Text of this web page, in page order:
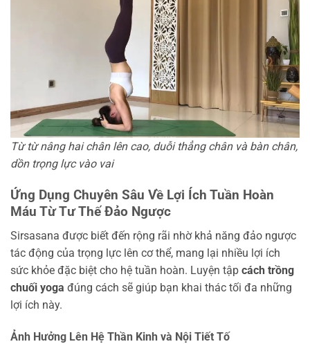
Từ từ nâng hai chân lên cao, duỗi thẳng chân và bàn chân,
dồn trọng lực vào vai
Ứng Dụng Chuyên Sâu Về Lợi Ích Tuần Hoàn
Máu Từ Tư Thế Đảo Ngược
Sirsasana được biết đến rộng rãi nhờ khả năng đảo ngược
tác động của trọng lực lên cơ thể, mang lại nhiều lợi ích
sức khỏe đặc biệt cho hệ tuần hoàn. Luyện tập cách trồng
chuối yoga đúng cách sẽ giúp bạn khai thác tối đa những
lợi ích này.
Ảnh Hưởng Lên Hệ Thần Kinh và Nội Tiết Tố